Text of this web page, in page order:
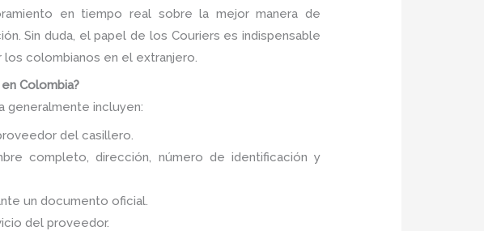
en tiempo real sobre la mejor manera de
Sin duda, el papel de los Couriers es indispensable
colombianos en el extranjero.
Colombia?
generalmente incluyen:
del casillero.
completo, dirección, número de identificación y
un documento oficial.
del proveedor.